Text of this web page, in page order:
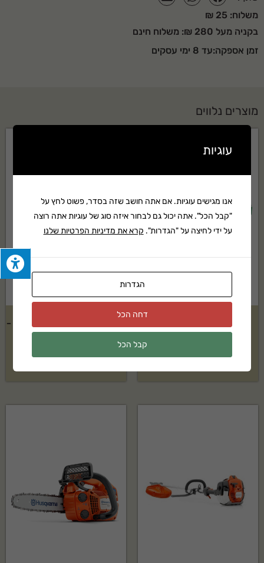
משלוח: 25 ₪
בקניה מעל 280 ₪: משלוח חינם
זמן אספקה:עד 8 ימי עסקים
מוצרים נלווים
מאווררת צינוריות נגררת
מרסקת גזם חשמלית STIHL דגם –
עוגיות
אנו מגישים עוגיות. אם אתה חושב שזה בסדר, פשוט לחץ על
"קבל הכל". אתה יכול גם לבחור איזה סוג של עוגיות אתה רוצה
על ידי לחיצה על "הגדרות". קרא את מדיניות הפרטיות שלנו
הגדרות
דחה הכל
קבל הכל